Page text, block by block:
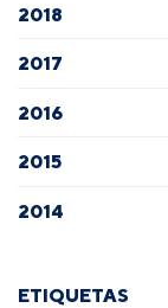
2018
2017
2016
2015
2014
ETIQUETAS